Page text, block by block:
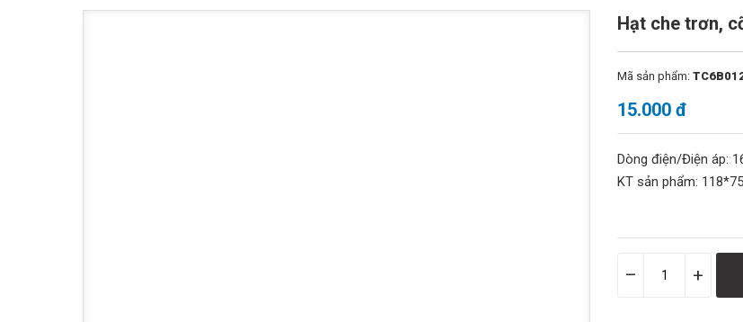
Hạt che trơn,
Mã sản phẩm:
15.000 đ
Dòng điện/Điện áp:
KT sản phẩm:
– +